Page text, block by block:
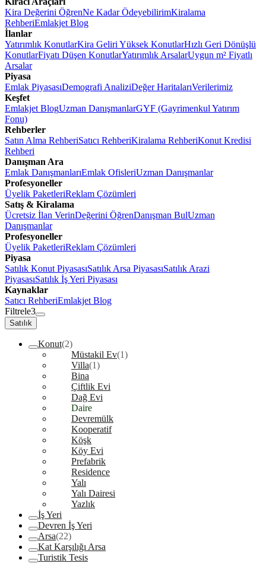
Kira Değerini ÖğrenNe Kadar ÖdeyebilirimKiralama
RehberiEmlakjet Blog
İlanlar
Yatırımlık KonutlarKira Geliri Yüksek KonutlarHızlı Geri Dönüşlü
KonutlarFiyatı Düşen KonutlarYatırımlık ArsalarUygun m² Fiyatlı
Arsalar
Piyasa
Emlak PiyasasıDemografi AnaliziDeğer HaritalarıVerilerimiz
Keşfet
Emlakjet BlogUzman DanışmanlarGYF (Gayrimenkul Yatırım
Fonu)
Rehberler
Satın Alma RehberiSatıcı RehberiKiralama RehberiKonut Kredisi
Rehberi
Danışman Ara
Emlak DanışmanlarıEmlak OfisleriUzman Danışmanlar
Profesyoneller
Üyelik PaketleriReklam Çözümleri
Satış & Kiralama
Ücretsiz İlan VerinDeğerini ÖğrenDanışman BulUzman
Danışmanlar
Profesyoneller
Üyelik PaketleriReklam Çözümleri
Piyasa
Satılık Konut PiyasasıSatılık Arsa PiyasasıSatılık Arazi
PiyasasıSatılık İş Yeri Piyasası
Kaynaklar
Satıcı RehberiEmlakjet Blog
Filtrele3
Satılık
Konut(2)
Müstakil Ev(1)
Villa(1)
Bina
Çiftlik Evi
Dağ Evi
Daire
Devremülk
Kooperatif
Köşk
Köy Evi
Prefabrik
Residence
Yalı
Yalı Dairesi
Yazlık
İş Yeri
Devren İş Yeri
Arsa(22)
Kat Karşılığı Arsa
Turistik Tesis